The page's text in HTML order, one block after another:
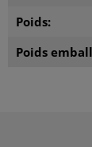
Poids:
Poids